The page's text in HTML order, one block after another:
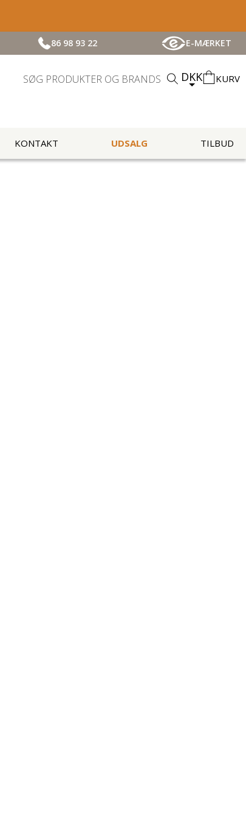
86 98 93 22 E-MÆRKET
DKK KURV
KONTAKT UDSALG TILBUD